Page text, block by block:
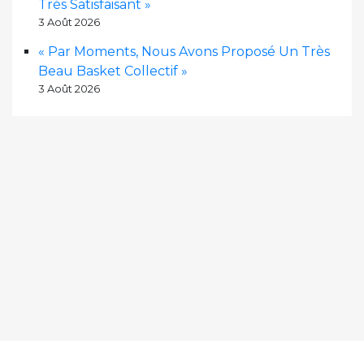
Très Satisfaisant »
3 Août 2026
« Par Moments, Nous Avons Proposé Un Très
Beau Basket Collectif »
3 Août 2026